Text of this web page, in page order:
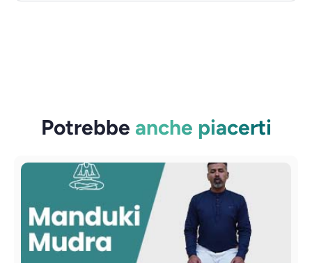
Potrebbe anche piacerti